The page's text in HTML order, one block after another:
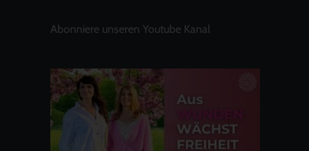
Abonniere unseren Youtube Kanal